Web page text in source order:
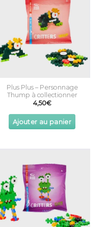
Plus Plus – Personnage
Thump à collectionner
4,50€
Ajouter au panier